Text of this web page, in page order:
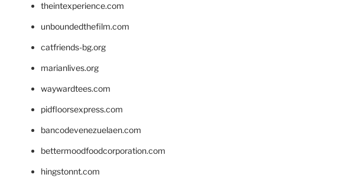
theintexperience.com
unboundedthefilm.com
catfriends-bg.org
marianlives.org
waywardtees.com
pidfloorsexpress.com
bancodevenezuelaen.com
bettermoodfoodcorporation.com
hingstonnt.com